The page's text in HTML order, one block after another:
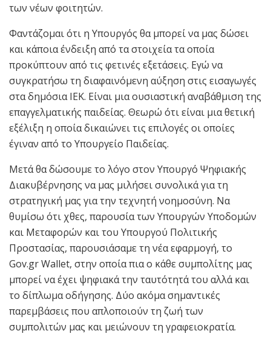
των νέων φοιτητών.
Φαντάζομαι ότι η Υπουργός θα μπορεί να μας δώσει
και κάποια ένδειξη από τα στοιχεία τα οποία
προκύπτουν από τις φετινές εξετάσεις. Εγώ να
συγκρατήσω τη διαφαινόμενη αύξηση στις εισαγωγές
στα δημόσια ΙΕΚ. Είναι μια ουσιαστική αναβάθμιση της
επαγγελματικής παιδείας. Θεωρώ ότι είναι μια θετική
εξέλιξη η οποία δικαιώνει τις επιλογές οι οποίες
έγιναν από το Υπουργείο Παιδείας.
Μετά θα δώσουμε το λόγο στον Υπουργό Ψηφιακής
Διακυβέρνησης να μας μιλήσει συνολικά για τη
στρατηγική μας για την τεχνητή νοημοσύνη. Να
θυμίσω ότι χθες, παρουσία των Υπουργών Υποδομών
και Μεταφορών και του Υπουργού Πολιτικής
Προστασίας, παρουσιάσαμε τη νέα εφαρμογή, το
Gov.gr Wallet, στην οποία πια ο κάθε συμπολίτης μας
μπορεί να έχει ψηφιακά την ταυτότητά του αλλά και
το δίπλωμα οδήγησης. Δύο ακόμα σημαντικές
παρεμβάσεις που απλοποιούν τη ζωή των
συμπολιτών μας και μειώνουν τη γραφειοκρατία.